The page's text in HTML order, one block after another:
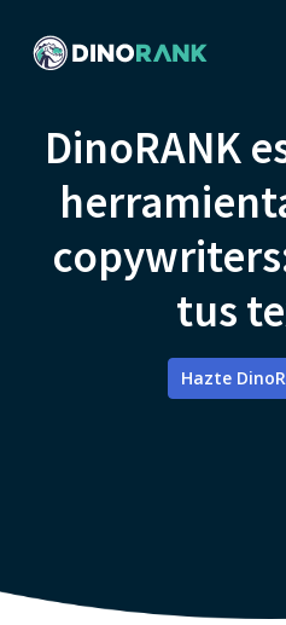
DinoRANK
tus
Hazte